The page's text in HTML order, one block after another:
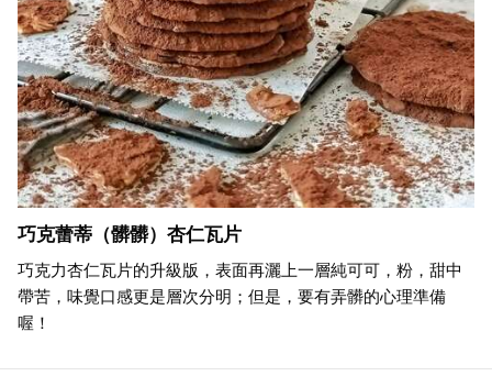
巧克蕾蒂（髒髒）杏仁瓦片
巧克力杏仁瓦片的升級版，表面再灑上一層純可可，粉，甜中
帶苦，味覺口感更是層次分明；但是，要有弄髒的心理準備
喔！